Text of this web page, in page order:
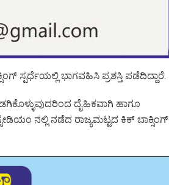
ಸ್ಪರ್ಧೆಯಲ್ಲಿ ಭಾಗವಹಿಸಿ ಪ್ರಶಸ್ತಿ ಪಡೆದಿದ್ದಾರೆ.
ದೈಹಿಕವಾಗಿ ಹಾಗೂ
ನಲ್ಲಿ ನಡೆದ ರಾಜ್ಯಮಟ್ಟದ ಕಿಕ್ ಬಾಕ್ಸಿಂಗ್